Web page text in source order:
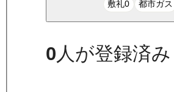
敷礼0 都市ガス
0人が登録済み